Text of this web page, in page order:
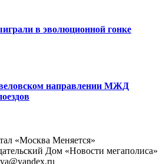
в эволюционной гонке
направлении МЖД
«Москва Меняется»
Дом «Новости мегаполиса»